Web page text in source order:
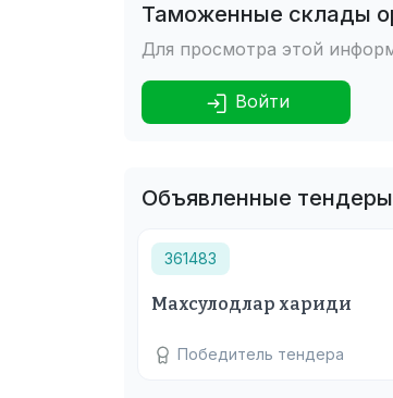
Таможенные склады
Для просмотра этой
Войти
Объявленные тендеры
361483
Махсулодлар хариди
Победитель тендера